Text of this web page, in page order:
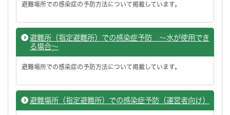
避難場所での感染症の予防方法について掲載しています。
避難所（指定避難所）での感染症予防 ～水が使用でき
る場合～
避難場所での感染症の予防方法について掲載しています。
避難場所（指定避難所）での感染症予防（運営者向け）